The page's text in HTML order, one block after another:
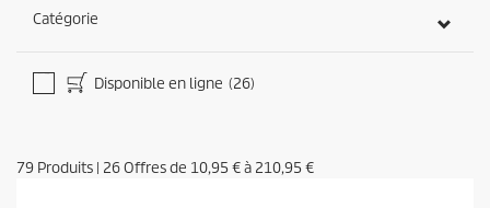
Catégorie
Disponible en ligne (26)
79 Produits | 26Offres de 10,95 €à 210,95 €